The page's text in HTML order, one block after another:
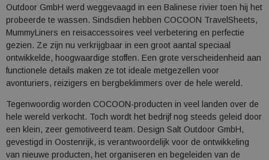
Outdoor GmbH werd weggevaagd in een Balinese rivier toen hij het
probeerde te wassen. Sindsdien hebben COCOON TravelSheets,
MummyLiners en reisaccessoires veel verbetering en perfectie
gezien. Ze zijn nu verkrijgbaar in een groot aantal speciaal
ontwikkelde, hoogwaardige stoffen. Een grote verscheidenheid aan
functionele details maken ze tot ideale metgezellen voor
avonturiers, reizigers en bergbeklimmers over de hele wereld.
Tegenwoordig worden COCOON-producten in veel landen over de
hele wereld verkocht. Toch wordt het bedrijf nog steeds geleid door
een klein, zeer gemotiveerd team. Design Salt Outdoor GmbH,
gevestigd in Oostenrijk, is verantwoordelijk voor de ontwikkeling
van nieuwe producten, het organiseren en begeleiden van de